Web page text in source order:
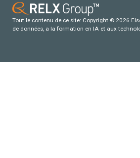
Tout le contenu de ce site: Copyright © 2026
de données, a la formation en IA et aux